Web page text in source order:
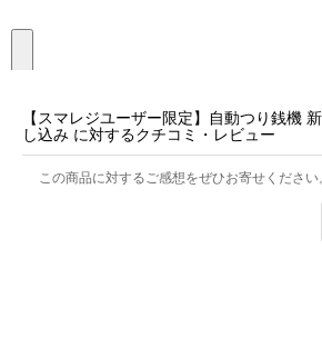
【スマレジユーザー限定】自動つり銭機
し込み に対するクチコミ・レビュー
この商品に対するご感想をぜひお寄せください